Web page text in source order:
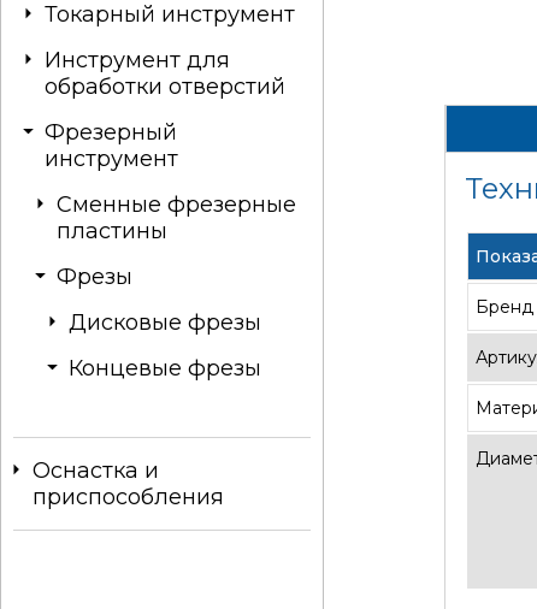
Токарный инструмент
Инструмент для
обработки отверстий
Фрезерный
инструмент
Сменные фрезерные
пластины
Фрезы
Дисковые фрезы
Концевые фрезы
Оснастка и
приспособления
Бренд